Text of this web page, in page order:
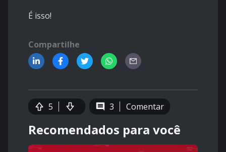
É isso!
Compartilhe
5 3 Comentar
Recomendados para você